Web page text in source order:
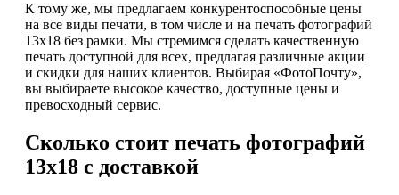
К тому же, мы предлагаем конкурентоспособные цены
на все виды печати, в том числе и на печать фотографий
13х18 без рамки. Мы стремимся сделать качественную
печать доступной для всех, предлагая различные акции
и скидки для наших клиентов. Выбирая «ФотоПочту»,
вы выбираете высокое качество, доступные цены и
превосходный сервис.
Сколько стоит печать фотографий
13х18 с доставкой